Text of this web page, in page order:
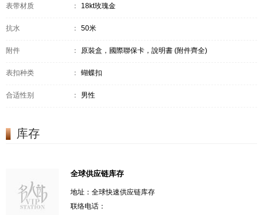
表带材质 ： 18kt玫瑰金
抗水 ： 50米
附件 ： 原裝盒，國際聯保卡，說明書 (附件齊全)
表扣种类 ： 蝴蝶扣
合适性别 ： 男性
库存
全球供应链库存
地址：全球快速供应链库存
联络电话：